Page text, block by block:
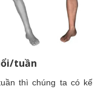
tuần
thì chúng ta có